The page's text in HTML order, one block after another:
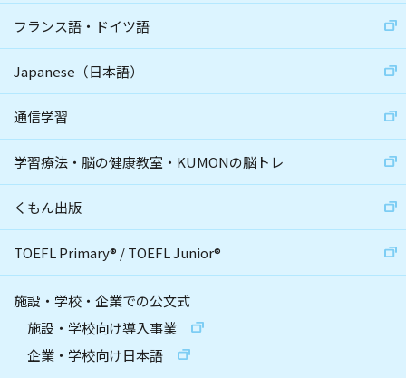
フランス語・ドイツ語
Japanese（日本語）
通信学習
学習療法・脳の健康教室・KUMONの脳トレ
くもん出版
TOEFL Primary® /TOEFL Junior®
施設・学校・企業での公文式
施設・学校向け導入事業
企業・学校向け日本語